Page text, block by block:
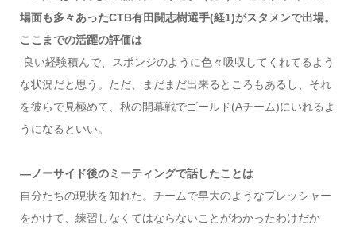
場面も多々あったCTB有田闘志樹選手(経1)がスタメンで出場。
ここまでの活躍の評価は
良い経験積んで、スポンジのように色々吸収してくれてるよう
な状況だと思う。ただ、まだまだ出来るところもあるし、それ
を彼らで見極めて、秋の開幕戦でゴールド(Aチーム)にいれるよ
うになるといい。
―ノーサイド後のミーティングで話したことは
自分たちの現状を知れた。チームで早大のようなプレッシャー
をかけて、練習しなくてはならないことがわかったわけだか